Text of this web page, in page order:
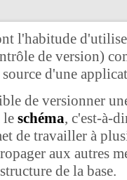
l'habitude
de version)
d'une
de versionner
le schéma, c'est-à-
de travailler à
aux autres
de la base.